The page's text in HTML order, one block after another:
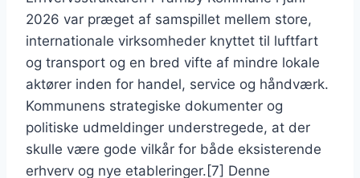
2026 var præget af samspillet mellem store,
internationale virksomheder knyttet til luftfart
og transport og en bred vifte af mindre lokale
aktører inden for handel, service og håndværk.
Kommunens strategiske dokumenter og
politiske udmeldinger understregede, at der
skulle være gode vilkår for både eksisterende
erhverv og nye etableringer.[7] Denne